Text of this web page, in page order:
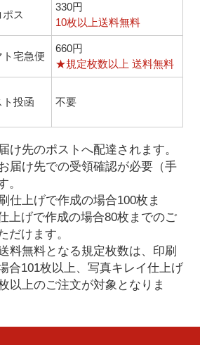
ポス
330円
10枚以上送料無料
ト宅急便
660円
★規定枚数以上 送料無料
ト投函 不要
け先のポストへ配達されます。
届け先での受領確認が必要（手
。
仕上げで作成の場合100枚ま
上げで作成の場合80枚までのご
だけます。
料無料となる規定枚数は、印刷
合101枚以上、写真キレイ仕上げ
以上のご注文が対象となりま